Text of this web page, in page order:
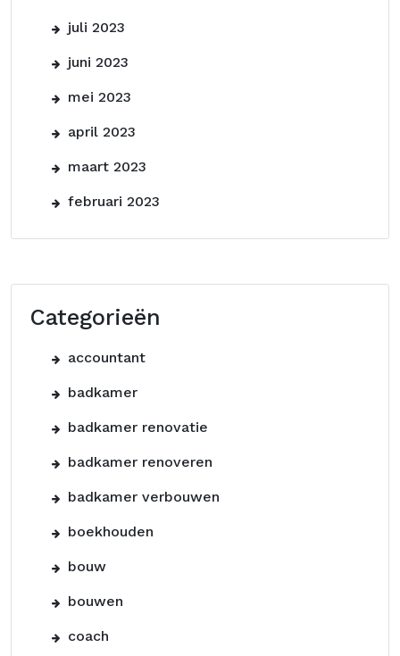
juli 2023
juni 2023
mei 2023
april 2023
maart 2023
februari 2023
Categorieën
accountant
badkamer
badkamer renovatie
badkamer renoveren
badkamer verbouwen
boekhouden
bouw
bouwen
coach